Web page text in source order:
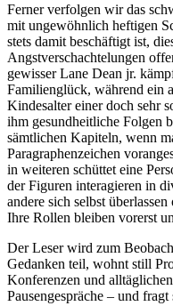
Ferner verfolgen wir das
mit ungewöhnlich heftigen
stets damit beschäftigt ist,
Angstverschachtelungen
gewisser Lane Dean jr.
Familienglück, während ein
Kindesalter einer doch sehr
ihm gesundheitliche Folgen
sämtlichen Kapiteln, wenn
Paragraphenzeichen
in weiteren schüttet eine
der Figuren interagieren in
andere sich selbst
Ihre Rollen bleiben vorerst
Der Leser wird zum
Gedanken teil, wohnt still
Konferenzen und
Pausengespräche – und